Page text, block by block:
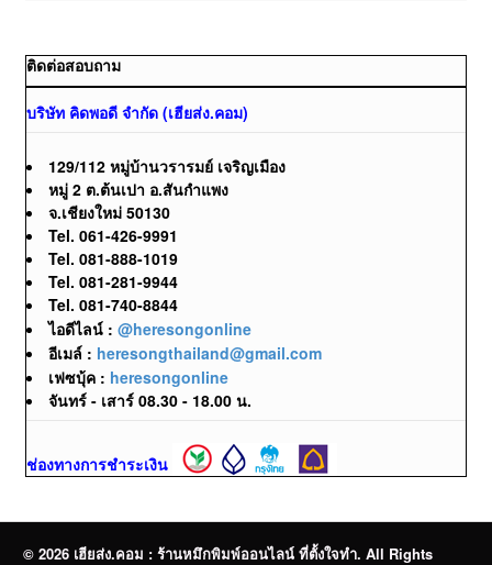
ติดต่อสอบถาม
บริษัท คิดพอดี จำกัด (เฮียส่ง.คอม)
129/112 หมู่บ้านวรารมย์ เจริญเมือง
หมู่ 2 ต.ต้นเปา อ.สันกำแพง
จ.เชียงใหม่ 50130
Tel. 061-426-9991
Tel. 081-888-1019
Tel. 081-281-9944
Tel. 081-740-8844
ไอดีไลน์ : @heresongonline
อีเมล์ : heresongthailand@gmail.com
เฟซบุ้ค : heresongonline
จันทร์ - เสาร์ 08.30 - 18.00 น.
ช่องทางการชำระเงิน
© 2026 เฮียส่ง.คอม : ร้านหมึกพิมพ์ออนไลน์ ที่ตั้งใจทำ. All Rights